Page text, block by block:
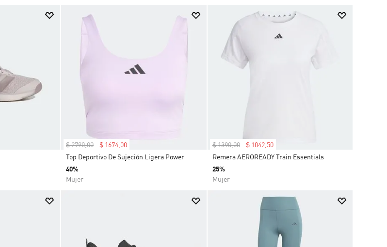
$ 2790,00 $ 1674,00
Top Deportivo De Sujeción Ligera Power
40%
Mujer
$ 1390,00 $ 1042,50
Remera AEROREADY Train Essentials
25%
Mujer